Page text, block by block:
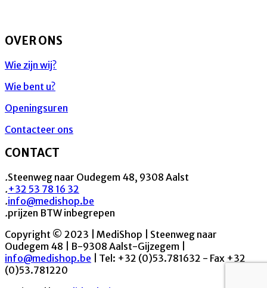
OVER ONS
Wie zijn wij?
Wie bent u?
Openingsuren
Contacteer ons
CONTACT
.Steenweg naar Oudegem 48, 9308 Aalst
.+32 53 78 16 32
.info@medishop.be
.prijzen BTW inbegrepen
Copyright © 2023 | MediShop | Steenweg naar
Oudegem 48 | B-9308 Aalst-Gijzegem |
info@medishop.be | Tel: +32 (0)53.781632 - Fax +32
(0)53.781220